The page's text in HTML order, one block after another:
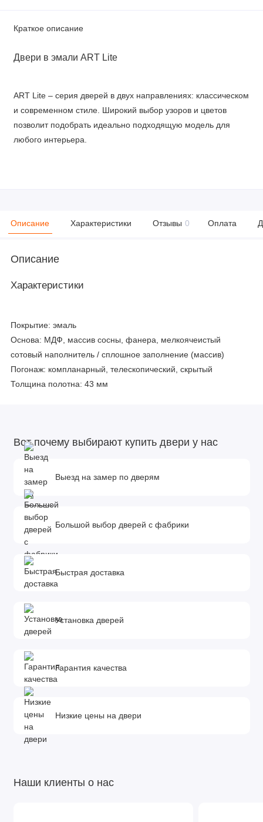
Краткое описание
Двери в эмали ART Lite
ART Lite – серия дверей в двух направлениях: классическом
и современном стиле. Широкий выбор узоров и цветов
позволит подобрать идеально подходящую модель для
любого интерьера.
Описание Характеристики Отзывы 0 Оплата
Описание
Характеристики
Покрытие: эмаль
Основа: МДФ, массив сосны, фанера, мелкоячеистый
сотовый наполнитель / сплошное заполнение (массив)
Погонаж: компланарный, телескопический, скрытый
Толщина полотна: 43 мм
Вот почему выбирают купить двери у нас
Выезд на замер по дверям
Большой выбор дверей с фабрики
Быстрая доставка
Установка дверей
Гарантия качества
Низкие цены на двери
Наши клиенты о нас